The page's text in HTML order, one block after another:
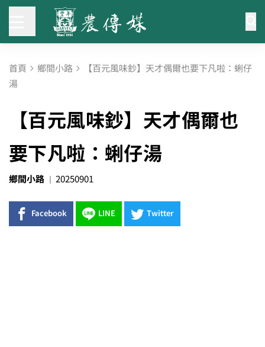
首頁 鄉間小路 【百元風味鈔】天才偶爾也要下凡啦：蜊仔
湯
【百元風味鈔】天才偶爾也
要下凡啦：蜊仔湯
鄉間小路 20250901
Facebook LINE Twitter